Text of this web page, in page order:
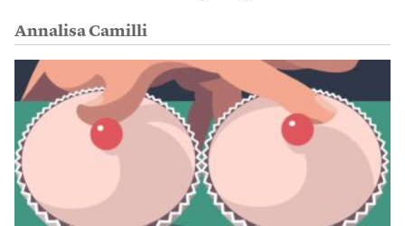
Annalisa Camilli